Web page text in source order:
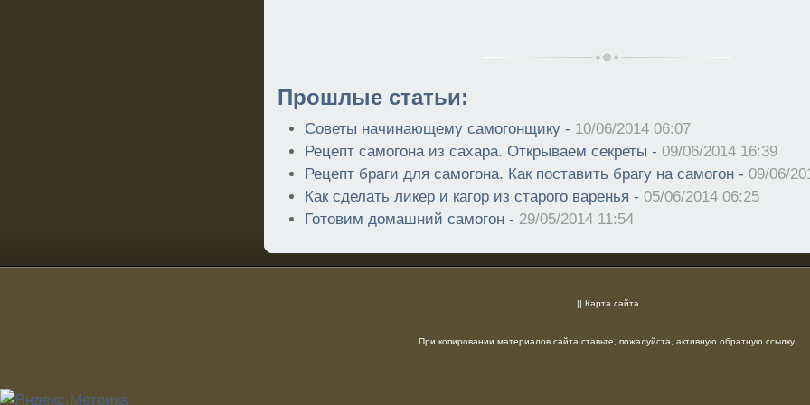
Прошлые статьи:
Советы начинающему самогонщику - 10/06/2014 06:07
Рецепт самогона из сахара. Открываем секреты -09/06/2014 16:39
Рецепт браги для самогона. Как поставить брагу на самогон -09/06/
Как сделать ликер и кагор из старого варенья -05/06/2014 06:25
Готовим домашний самогон - 29/05/2014 11:54
|| Карта сайта
При копировании материалов сайта ставьте, пожалуйста, активную обратную ссылку.